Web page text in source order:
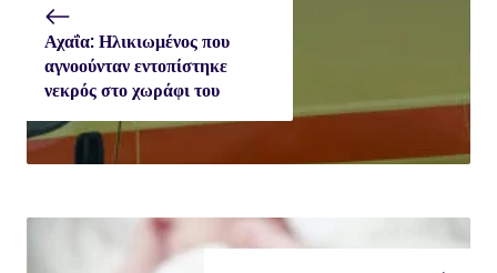
Αχαΐα: Ηλικιωμένος που
αγνοούνταν εντοπίστηκε
νεκρός στο χωράφι του